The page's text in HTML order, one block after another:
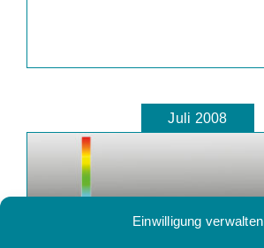
Einwilligung verwalten
Juli 2008